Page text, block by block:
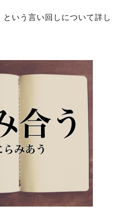
という言い回しについて詳し